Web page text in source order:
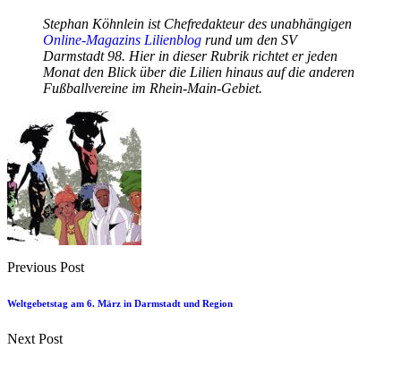
Stephan Köhnlein ist Chefredakteur des unabhängigen
Online-Magazins Lilienblog rund um den SV
Darmstadt 98. Hier in dieser Rubrik richtet er jeden
Monat den Blick über die Lilien hinaus auf die anderen
Fußballvereine im Rhein-Main-Gebiet.
Previous Post
Weltgebetstag am 6. März in Darmstadt und Region
Next Post